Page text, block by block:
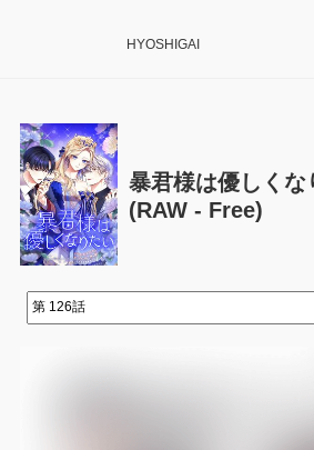
HYOSHIGAI
暴君様は優しく
(RAW - Free)